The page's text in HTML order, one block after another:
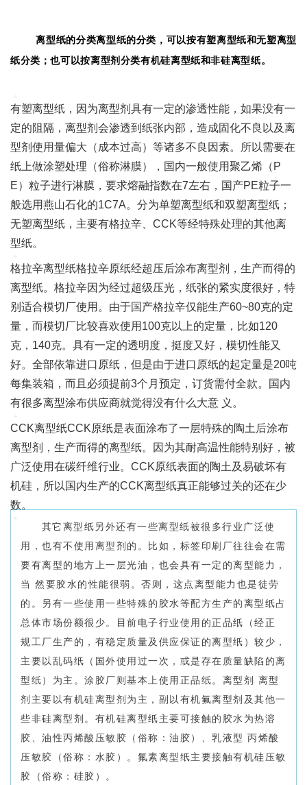
离型纸的分类离型纸的分类，可以按有塑离型纸和无塑离型
纸分类；也可以按离型剂分类有机硅离型纸和非硅离型纸。
有塑离型纸，因为离型剂具有一定的渗透性能，如果没有一
定的阻隔，离型剂会渗透到纸张内部，造成固化不良以及离
型剂使用量偏大（成本过高）等诸多不良因素。所以需要在
纸上做涂塑处理（俗称淋膜），国内一般使用聚乙烯（P
E）粒子进行淋膜，要求熔融指数在7左右，国产PE粒子一
般选用燕山石化的1C7A。分为单塑离型纸和双塑离型纸；
无塑离型纸，主要有格拉辛、CCK等经特殊处理的其他离
型纸。
格拉辛离型纸格拉辛原纸经超压后涂布离型剂，生产而得的
离型纸。格拉辛因为经过超级压光，纸张的紧实度很好，特
别适合模切厂使用。由于国产格拉辛仅能生产60~80克的定
量，而模切厂比较喜欢使用100克以上的定量，比如120
克，140克。具有一定的透明度，挺度又好，模切性能又
好。全部依靠进口原纸，但是由于进口原纸的起定量是20吨
每集装箱，而且必须提前3个月预定，订货需付全款。国内
有很多离型涂布供应商就觉得没有什么大意 义。
CCK离型纸CCK原纸是表面涂布了一层特殊的陶土后涂布
离型剂，生产而得的离型纸。因为其耐高温性能特别好，被
广泛使用在碳纤维行业。CCK原纸表面的陶土及易破坏有
机硅，所以国内生产的CCK离型纸真正能够过关的还在少
数。
其它离型纸另外还有一些离型纸被很多行业广泛使
用，也有不使用离型剂的。比如，标签印刷厂往往会在需
要有离型的地方上一层光油，也会具有一定的离型能力，
当 然要胶水的性能很弱。否则，这点离型能力也是徒劳
的。另有一些使用一些特殊的胶水等配方生产的离型纸占
总体市场份额很少。
目前电子行业使用的正品纸（经正
规工厂生产的，有稳定质量及供应保证的离型纸）较少，
主要以乱码纸（国外使用过一次，或是存在质量缺陷的离
型纸）为主。涂胶厂则基本上使用正品纸。离型剂 离型
剂主要以有机硅离型剂为主，副以有机氟离型剂及其他一
些非硅离型剂。有机硅离型纸主要可接触的胶水为热溶
胶、油性丙烯酸压敏胶（俗称：油胶）、乳液型 丙烯酸
压敏胶（俗称：水胶）。氟素离型纸主要接触有机硅压敏
胶（俗称：硅胶）。